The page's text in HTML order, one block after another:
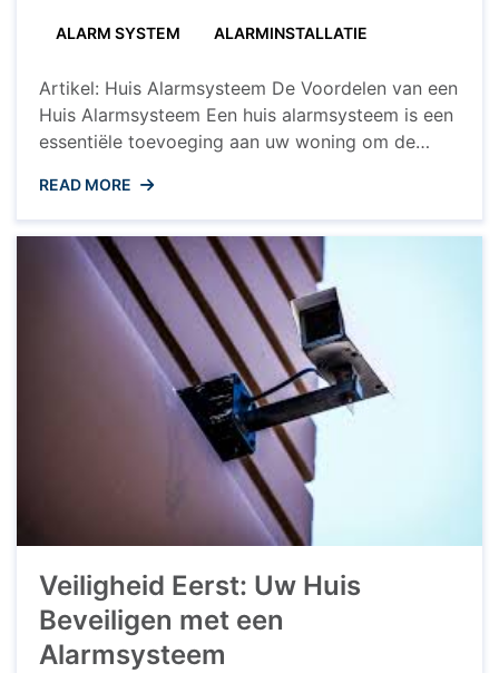
Huis
Alarmsysteem
ALARM SYSTEM ALARMINSTALLATIE
Artikel: Huis Alarmsysteem De Voordelen van een
Huis Alarmsysteem Een huis alarmsysteem is een
essentiële toevoeging aan uw woning om de
waarborgen. Met de toenemende zorgen over
inbraken en criminaliteit, biedt een alarmsysteem
gemoedsrust en bescherming. Hier zijn enkele
voordelen van het installeren van een huis
alarmsysteem: Diefstalpreventie ...
READ MORE
Veiligheid Eerst: Uw Huis
Beveiligen met een
Alarmsysteem